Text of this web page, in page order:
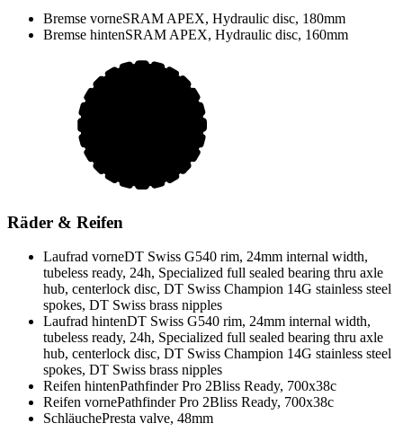
Bremse vorneSRAM APEX, Hydraulic disc, 180mm
Bremse hintenSRAM APEX, Hydraulic disc, 160mm
Räder & Reifen
Laufrad vorneDT Swiss G540 rim, 24mm internal width,
tubeless ready, 24h, Specialized full sealed bearing thru axle
hub, centerlock disc, DT Swiss Champion 14G stainless steel
spokes, DT Swiss brass nipples
Laufrad hintenDT Swiss G540 rim, 24mm internal width,
tubeless ready, 24h, Specialized full sealed bearing thru axle
hub, centerlock disc, DT Swiss Champion 14G stainless steel
spokes, DT Swiss brass nipples
Reifen hintenPathfinder Pro 2Bliss Ready, 700x38c
Reifen vornePathfinder Pro 2Bliss Ready, 700x38c
SchläuchePresta valve, 48mm